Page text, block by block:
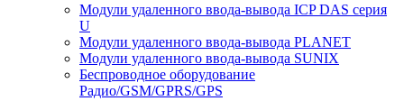
Модули удаленного ввода-вывода ICP DAS серия
U
Модули удаленного ввода-вывода PLANET
Модули удаленного ввода-вывода SUNIX
Беспроводное оборудование
Радио/GSM/GPRS/GPS